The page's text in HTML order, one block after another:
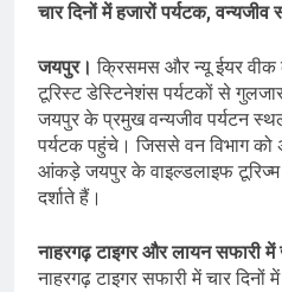
चार दिनों में हजारों पर्यटक,
जयपुर।क्रिसमस और न्यू ईयर वीक
टूरिस्ट डेस्टिनेशंस पर्यटकों से
जयपुर के प्रमुख वन्यजीव पर्यटन
पर्यटक पहुंचे। जिससे वन विभाग
आंकड़े जयपुर के वाइल्डलाइफ टूरिज्म
दर्शाते हैं।
नाहरगढ़ टाइगर और लायन सफारी
नाहरगढ़ टाइगर सफारी में चार